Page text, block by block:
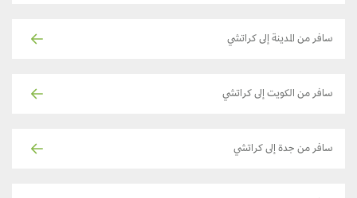
سافر من المدينة إلى كراتشي
سافر من الكويت إلى كراتشي
سافر من جدة إلى كراتشي